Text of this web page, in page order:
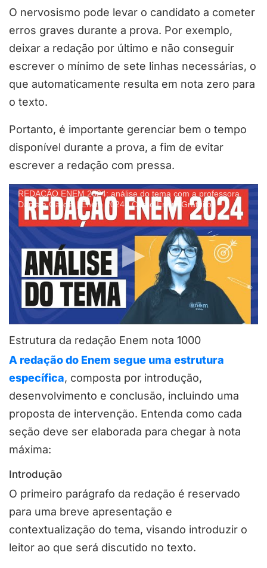
O nervosismo pode levar o candidato a cometer
erros graves durante a prova. Por exemplo,
deixar a redação por último e não conseguir
escrever o mínimo de sete linhas necessárias, o
que automaticamente resulta em nota zero para
o texto.
Portanto, é importante gerenciar bem o tempo
disponível durante a prova, a fim de evitar
escrever a redação com pressa.
REDAÇÃO ENEM 2024: análise do tema com a professora
Daniela Garcia | Enem 2024 | Curso Enem Gratuito
Estrutura da redação Enem nota 1000
A redação do Enem segue uma estrutura
específica, composta por introdução,
desenvolvimento e conclusão, incluindo uma
proposta de intervenção. Entenda como cada
seção deve ser elaborada para chegar à nota
máxima:
Introdução
O primeiro parágrafo da redação é reservado
para uma breve apresentação e
contextualização do tema, visando introduzir o
leitor ao que será discutido no texto.